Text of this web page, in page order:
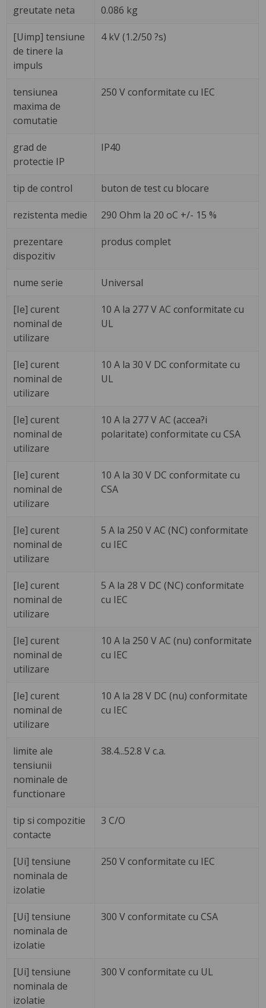
greutate neta 0.086 kg
[Uimp] tensiune
de tinere la
impuls
4 kV (1.2/50 ?s)
tensiunea
maxima de
comutatie
250 V conformitate cu IEC
grad de
protectie IP
IP40
tip de control buton de test cu blocare
rezistenta medie 290 Ohm la 20 oC +/- 15 %
prezentare
dispozitiv
produs complet
nume serie Universal
[Ie] curent
nominal de
utilizare
10 A la 277 V AC conformitate cu
UL
[Ie] curent
nominal de
utilizare
10 A la 30 V DC conformitate cu
UL
[Ie] curent
nominal de
utilizare
10 A la 277 V AC (accea?i
polaritate) conformitate cu CSA
[Ie] curent
nominal de
utilizare
10 A la 30 V DC conformitate cu
CSA
[Ie] curent
nominal de
utilizare
5 A la 250 V AC (NC) conformitate
cu IEC
[Ie] curent
nominal de
utilizare
5 A la 28 V DC (NC) conformitate
cu IEC
[Ie] curent
nominal de
utilizare
10 A la 250 V AC (nu) conformitate
cu IEC
[Ie] curent
nominal de
utilizare
10 A la 28 V DC (nu) conformitate
cu IEC
limite ale
tensiunii
nominale de
functionare
38.4...52.8 V c.a.
tip si compozitie
contacte
3 C/O
[Ui] tensiune
nominala de
izolatie
250 V conformitate cu IEC
[Ui] tensiune
nominala de
izolatie
300 V conformitate cu CSA
[Ui] tensiune
nominala de
izolatie
300 V conformitate cu UL